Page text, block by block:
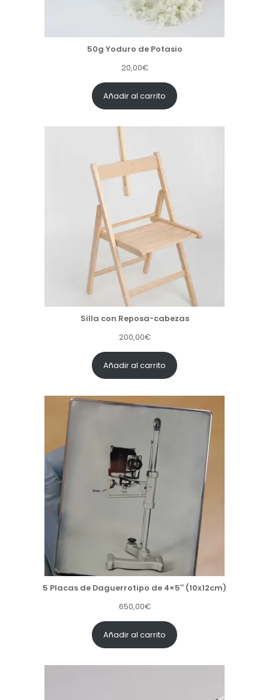
50g Yoduro de Potasio
20,00€
Añadir al carrito
Silla con Reposa-cabezas
200,00€
Añadir al carrito
5 Placas de Daguerrotipo de 4×5″ (10x12cm)
650,00€
Añadir al carrito